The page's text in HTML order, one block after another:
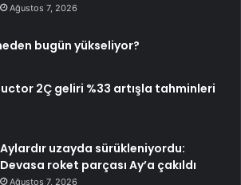
Ağustos 7, 2026
bugün yükseliyor?
2Ç geliri %33 artışla tahminleri
Aylardır uzayda sürükleniyordu:
Devasa roket parçası Ay’a çakıldı
Ağustos 7, 2026